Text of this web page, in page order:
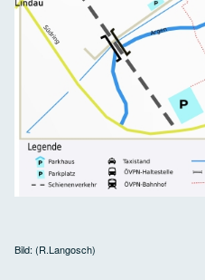
Bild: (R.Langosch)